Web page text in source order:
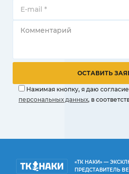
Нажимая кнопку, я даю согласие
персональных данных, в
«ТК НАКИ» —
ПРЕДСТАВИТЕЛЬ